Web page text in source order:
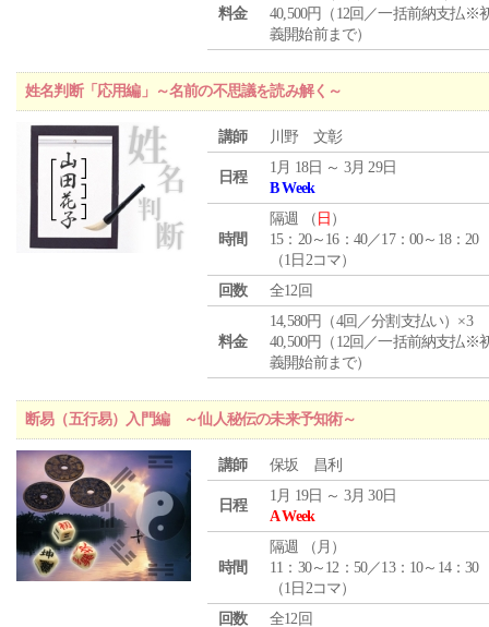
料金
40,500円（12回／一括前納支払※
義開始前まで）
姓名判断「応用編」～名前の不思議を読み解く～
講師 川野 文彰
日程
1月 18日 ～ 3月 29日
B Week
時間
隔週 （ 日 ）
15：20～16：40／17：00～18：20
（1日2コマ）
回数
全12回
料金
14,580円（4回／分割支払い）×3
40,500円（12回／一括前納支払※
義開始前まで）
断易（五行易）入門編 ～仙人秘伝の未来予知術～
講師 保坂 昌利
日程
1月 19日 ～ 3月 30日
A Week
時間
隔週 （ 月 ）
11：30～12：50／13：10～14：30
（1日2コマ）
回数
全12回